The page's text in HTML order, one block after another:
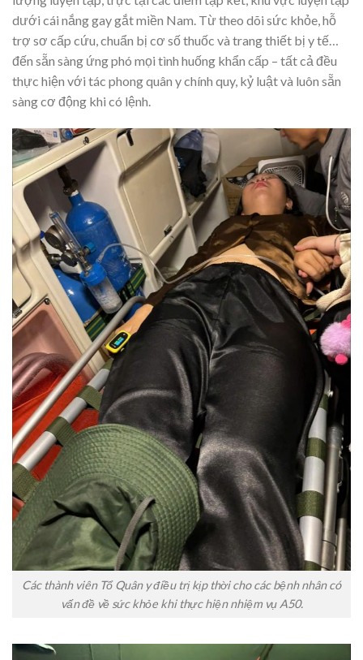
dưới cái nắng gay gắt miền Nam. Từ theo dõi sức khỏe, hỗ
trợ sơ cấp cứu, chuẩn bị cơ số thuốc và trang thiết bị y tế…
đến sẵn sàng ứng phó mọi tình huống khẩn cấp – tất cả đều
thực hiện với tác phong quân y chính quy, kỷ luật và luôn sẵn
sàng cơ động khi có lệnh.
Các thành viên Tổ Quân y điều trị kịp thời cho các bệnh nhân có
vấn đề về sức khỏe khi thực hiện nhiệm vụ A50.